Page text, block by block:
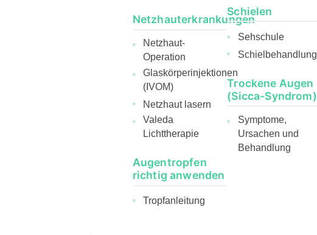
Netzhauterkrankungen
Netzhaut-
Operation
Glaskörperinjektionen
(IVOM)
Netzhaut lasern
Valeda
Lichttherapie
Augentropfen
richtig anwenden
Tropfanleitung
Schielen
Sehschule
Schielbehandlung
Trockene Augen
(Sicca-Syndrom)
Symptome,
Ursachen und
Behandlung